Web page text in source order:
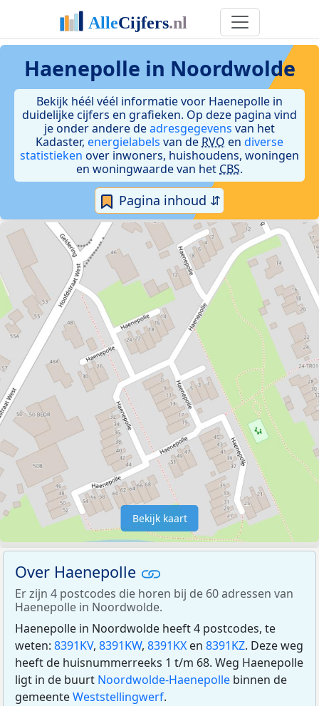
Haenepolle in Noordwolde
Bekijk héél véél informatie voor Haenepolle in
duidelijke cijfers en grafieken. Op deze pagina vind
je onder andere deadresgegevens van het
Kadaster, energielabels van de RVO en diverse
statistieken over inwoners, huishoudens, woningen
en woningwaarde van het CBS.
Pagina inhoud ⇵
Bekijk kaart
Over Haenepolle
Er zijn 4 postcodes die horen bij de 60 adressen van
Haenepolle in Noordwolde.
Haenepolle in Noordwolde heeft 4 postcodes, te
weten: 8391KV, 8391KW, 8391KX en 8391KZ. Deze weg
heeft de huisnummerreeks 1 t/m 68. Weg Haenepolle
ligt in de buurt Noordwolde-Haenepolle binnen de
gemeenteWeststellingwerf.